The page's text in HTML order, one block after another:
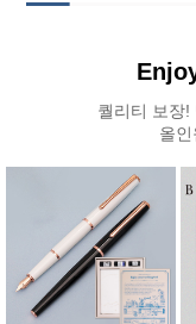
퀄리티 보장!
올